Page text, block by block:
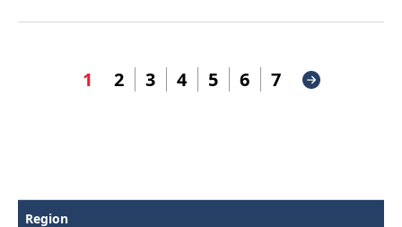
1 2 3 4 5 6 7
Region